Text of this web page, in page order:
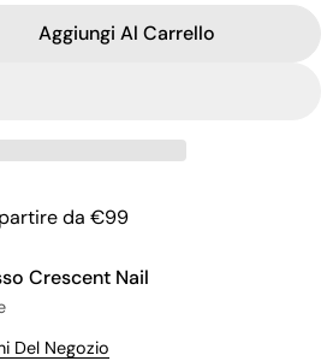
Per Gel Polish Cat Eye 10
La Quantità Per Gel Polish Cat
Aggiungi Al Carrello
da €99
Crescent Nail
Del Negozio
Fai una domanda